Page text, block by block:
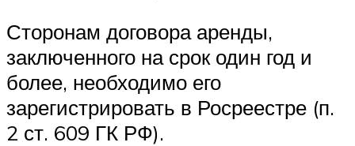
Сторонам договора аренды,
заключенного на срок один год и
более, необходимо его
зарегистрировать в Росреестре (п.
2 ст. 609 ГК РФ).